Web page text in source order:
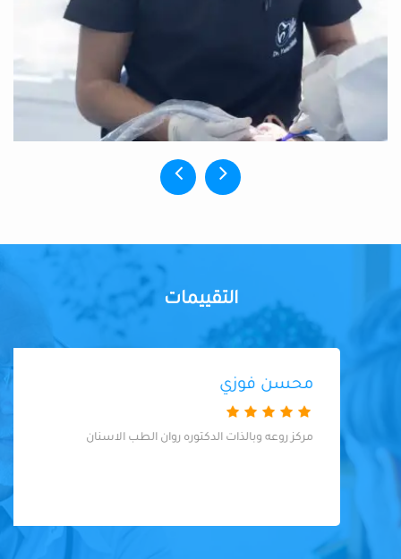
التقييمات
محسن فوزي
مركز روعه وبالذات الدكتوره روان الطب الاسنان